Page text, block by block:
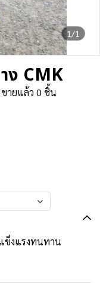
1/1
ง CMK
ขายแล้ว 0 ชิ้น
ข็งแรงทนทาน